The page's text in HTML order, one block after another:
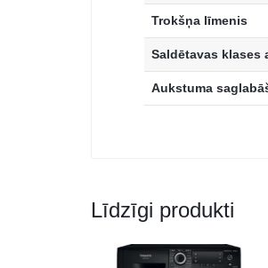
Trokšņa līmenis
Saldētavas klases
Aukstuma
Līdzīgi produkti